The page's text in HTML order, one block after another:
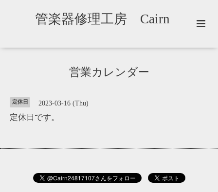
管楽器修理工房 Cairn
営業カレンダー
定休日 2023-03-16 (Thu)
定休日です。